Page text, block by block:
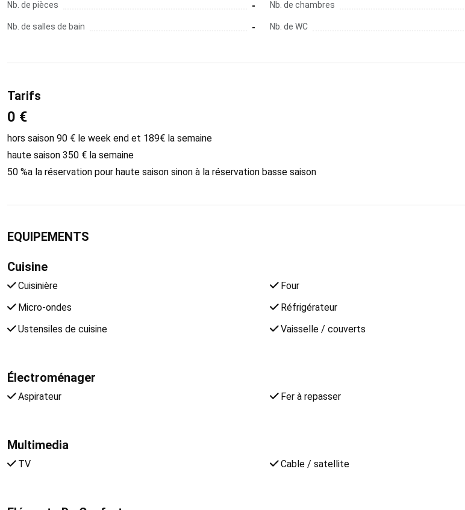
Nb. de pièces - Nb. de chambres
Nb. de salles de bain - Nb. de WC
Tarifs
0 €
hors saison 90 € le week end et 189€ la semaine
haute saison 350 € la semaine
50 %a la réservation pour haute saison sinon à la réservation basse saison
EQUIPEMENTS
Cuisine
Cuisinière
Four
Micro-ondes
Réfrigérateur
Ustensiles de cuisine
Vaisselle / couverts
Électroménager
Aspirateur Fer à repasser
Multimedia
TV Cable / satellite